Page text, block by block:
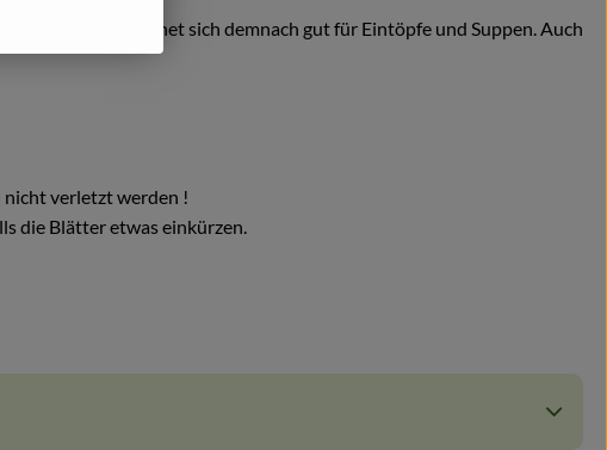
Suppenbund, eignet sich demnach gut für Eintöpfe und Suppen. Auch
nicht verletzt werden !
die Blätter etwas einkürzen.